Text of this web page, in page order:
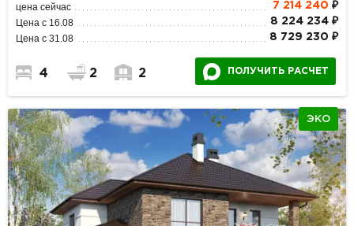
цена сейчас 7 214 240 ₽
Цена с 16.08 8 224 234 ₽
Цена с 31.08 8 729 230 ₽
4 2 2 ПОЛУЧИТЬ РАСЧЕТ
ЭКО